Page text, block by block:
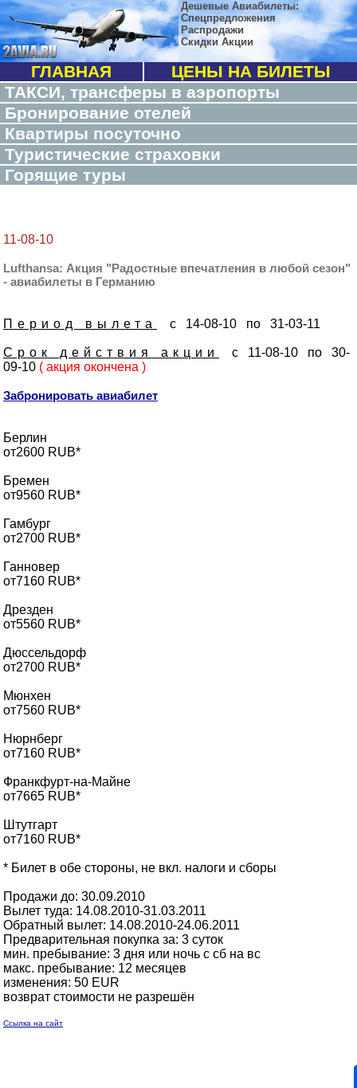
Дешевые Авиабилеты:
Спецпредложения
Распродажи
Скидки Акции
ГЛАВНАЯ
ЦЕНЫ НА БИЛЕТЫ
ТАКСИ, трансферы в аэропорты
Бронирование отелей
Квартиры посуточно
Туристические страховки
Горящие туры
11-08-10
Lufthansa: Акция "Радостные впечатления в любой сезон"
- авиабилеты в Германию
Период вылета с 14-08-10 по 31-03-11
Срок действия акции
с 11-08-10 по 30-
09-10 ( акция окончена )
Забронировать авиабилет
Берлин
от2600 RUB*
Бремен
от9560 RUB*
Гамбург
от2700 RUB*
Ганновер
от7160 RUB*
Дрезден
от5560 RUB*
Дюссельдорф
от2700 RUB*
Мюнхен
от7560 RUB*
Нюрнберг
от7160 RUB*
Франкфурт-на-Майне
от7665 RUB*
Штутгарт
от7160 RUB*
* Билет в обе стороны, не вкл. налоги и сборы
Продажи до: 30.09.2010
Вылет туда: 14.08.2010-31.03.2011
Обратный вылет: 14.08.2010-24.06.2011
Предварительная покупка за: 3 суток
мин. пребывание: 3 дня или ночь с сб на вс
макс. пребывание: 12 месяцев
изменения: 50 EUR
возврат стоимости не разрешён
Ссылка на сайт